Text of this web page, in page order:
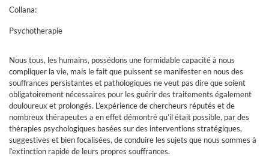
Collana:
Psychotherapie
Nous tous, les humains, possédons une formidable capacité à nous
compliquer la vie, mais le fait que puissent se manifester en nous des
souffrances persistantes et pathologiques ne veut pas dire que soient
obligatoirement nécessaires pour les guérir des traitements également
douloureux et prolongés. L’expérience de chercheurs réputés et de
nombreux thérapeutes a en effet démontré qu’il était possible, par des
thérapies psychologiques basées sur des interventions stratégiques,
suggestives et bien focalisées, de conduire les sujets que nous sommes à
l’extinction rapide de leurs propres souffrances.